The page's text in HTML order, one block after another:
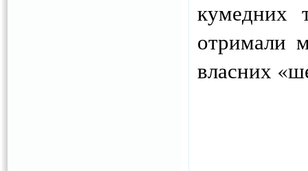
кумедних
отримали
власних